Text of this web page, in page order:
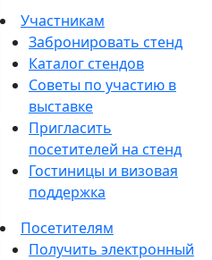
Участникам
Забронировать стенд
Каталог стендов
Советы по участию в
выставке
Пригласить
посетителей на стенд
Гостиницы и визовая
поддержка
Посетителям
Получить электронный